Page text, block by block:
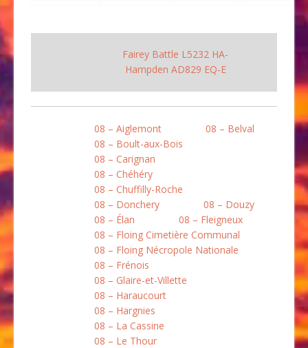
Fairey Battle L5232 HA-
Hampden AD829 EQ-E
08 – Aiglemont
08 – Belval
08 – Boult-aux-Bois
08 – Carignan
08 – Chéhéry
08 – Chuffilly-Roche
08 – Donchery
08 – Douzy
08 – Élan
08 – Fleigneux
08 – Floing Cimetière Communal
08 – Floing Nécropole Nationale
08 – Frénois
08 – Glaire-et-Villette
08 – Haraucourt
08 – Hargnies
08 – La Cassine
08 – Le Thour